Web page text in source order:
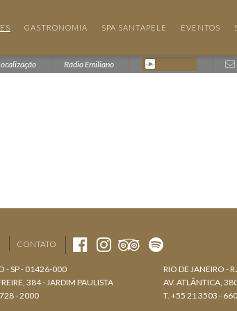
GASTRONOMIA SPA SANTAPELE EVENTOS
Rádio Emiliano
CONTATO
- SP - 01426-000
384 - JARDIM PAULISTA
- 2000
RIO DE JANEIRO -
AV. ATLÂNTICA,
T. +55 21 3503 -